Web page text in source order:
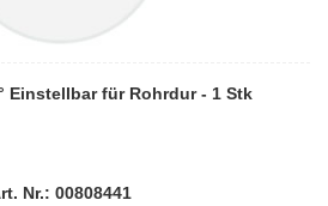
Einstellbar für Rohrdur - 1 Stk
Nr.: 00808441